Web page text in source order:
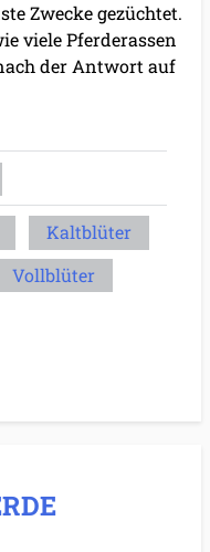
Zwecke gezüchtet.
viele Pferderassen
der Antwort auf
Kaltblüter
Vollblüter